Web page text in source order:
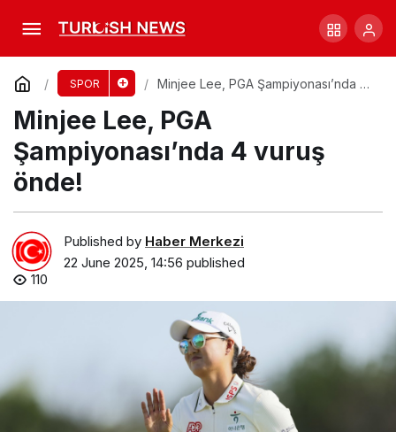
SPOR
Minjee Lee, PGA Şampiyonası’nda 4
Minjee Lee, PGA
Şampiyonası’nda 4 vuruş
önde!
Published by Haber Merkezi
22 June 2025, 14:56 published
110
Sorensen’in cezası Panthers’ı gölgeledi!
Comment